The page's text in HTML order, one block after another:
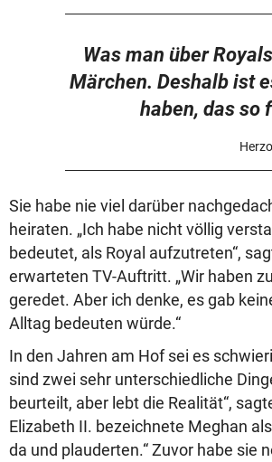
Was man über
Märchen. Deshalb ist
haben, das so
Sie habe nie viel darüber
heiraten. „Ich habe nicht völlig
bedeutet, als Royal aufzutreten“,
erwarteten TV-Auftritt. „Wir haben
geredet. Aber ich denke, es gab
Alltag bedeuten würde.“
In den Jahren am Hof sei es
sind zwei sehr unterschiedliche
beurteilt, aber lebt die Realität“,
Elizabeth II. bezeichnete Meghan
da und plauderten.“ Zuvor habe sie